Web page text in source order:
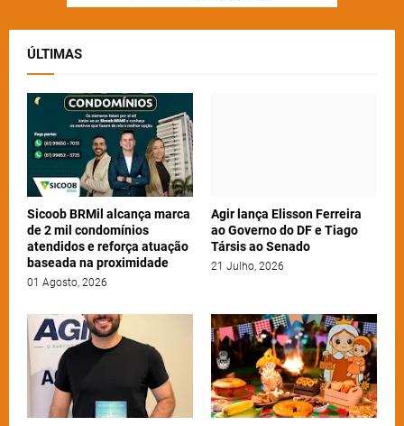
ÚLTIMAS
Sicoob BRMil alcança marca
de 2 mil condomínios
atendidos e reforça atuação
baseada na proximidade
01 Agosto, 2026
Agir lança Elisson Ferreira
ao Governo do DF e Tiago
Társis ao Senado
21 Julho, 2026